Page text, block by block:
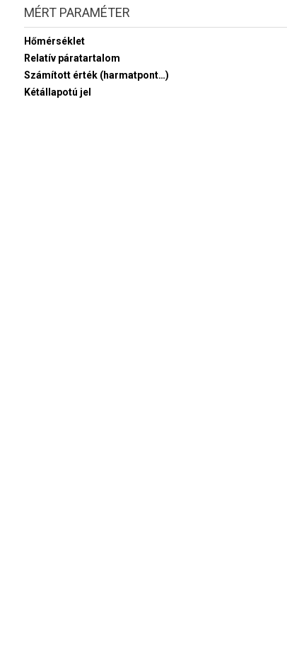
MÉRT PARAMÉTER
Hőmérséklet
Relatív páratartalom
Számított érték (harmatpont…)
Kétállapotú jel